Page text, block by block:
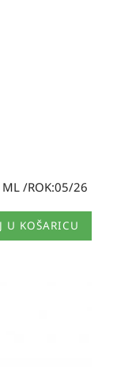
ML /ROK:05/26
U KOŠARICU